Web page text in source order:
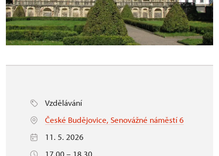
Vzdělávání
České Budějovice, Senovážné náměstí 6
11. 5. 2026